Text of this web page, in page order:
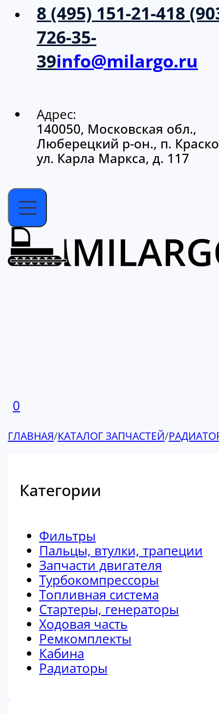
8 (495) 151-21-418
726-35-
39info@milargo.ru
Адрес:
140050, Московская обл.,
Люберецкий р-он., п.
ул. Карла Маркса, д. 117
0
ГЛАВНАЯ/КАТАЛОГ ЗАПЧАСТЕЙ/
Категории
Фильтры
Пальцы, втулки, трапеции
Запчасти двигателя
Турбокомпрессоры
Топливная система
Стартеры, генераторы
Ходовая часть
Ремкомплекты
Кабина
Радиаторы